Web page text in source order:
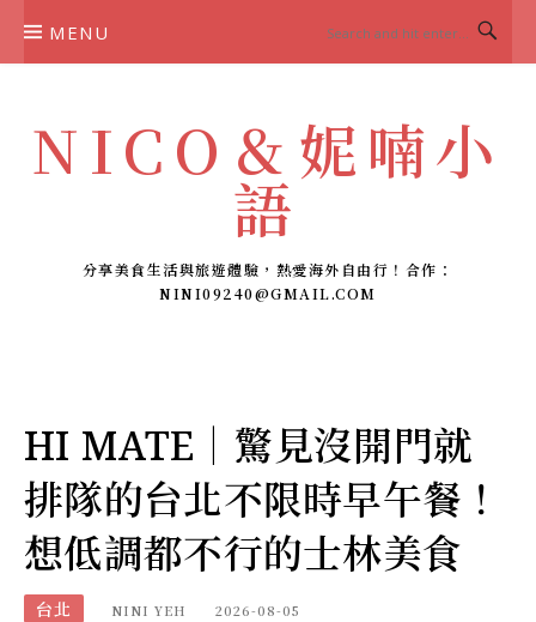
MENU
NICO＆妮喃小
語
分享美食生活與旅遊體驗，熱愛海外自由行！合作：
NINI09240@GMAIL.COM
HI MATE｜驚見沒開門就
排隊的台北不限時早午餐！
想低調都不行的士林美食
台北 NINI YEH 2026-08-05